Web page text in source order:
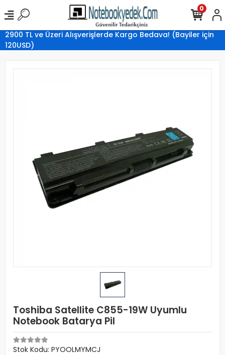
2900 TL ve Üzeri Alışverişlerde Kargo Bedava! (Bayiler için
120USD)
0
Toshiba Satellite C855-19W Uyumlu
Notebook Batarya Pil
Stok Kodu: PYOOLMYMCJ